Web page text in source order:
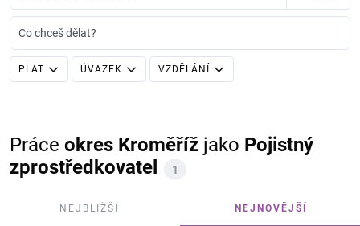
Co chceš dělat?
PLAT ÚVAZEK VZDĚLÁNÍ
Práce okres Kroměříž jako Pojistný
zprostředkovatel
1
NEJBLIŽŠÍ NEJNOVĚJŠÍ